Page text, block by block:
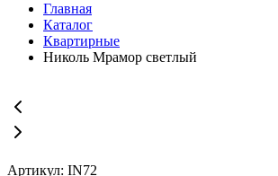
Главная
Каталог
Квартирные
Николь Мрамор светлый
Артикул: IN72